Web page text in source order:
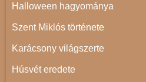
Halloween hagyománya
Szent Miklós története
Karácsony világszerte
Húsvét eredete